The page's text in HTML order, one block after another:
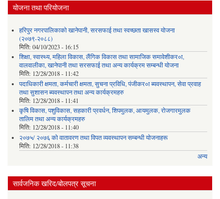
योजना तथा परियोजना
हरिपुर नगरपालिकाको खानेपानी, सरसफाई तथा स्वच्छता खासस्व योजना
(२०७९-२०८८)
मिति: 04/10/2023 - 16:15
शिक्षा, स्वास्थ्य, महिला विकास, लैंगिक विकास तथा सामाजिक समावेशीकर०ा,
वालवालीका, खानेपानी तथा सरसफाई तथा अन्य कार्यक्रम सम्बन्धी योजना
मिति: 12/28/2018 - 11:42
पदाधिकारी क्षमता, कर्मचारी क्षमता, सुचना प्रविधि, पंजीकर०ा ब्यवस्थापन, सेवा प्रवाह
तथा सुशासन ब्यवस्थापन तथा अन्य कार्यक्रमहरु
मिति: 12/28/2018 - 11:41
कृषि विकास, पशुविकास, सहकारी प्रवर्धन, शिपमुलक, आयमुलक, रोजगारमुलक
तालिम तथा अन्य कार्यक्रमहरु
मिति: 12/28/2018 - 11:40
२०७५/ २०७६ को वातावरण तथा विपत व्यवस्थापन सम्बन्धी योजनाहरू
मिति: 12/28/2018 - 11:38
अन्य
सार्वजनिक खरिद/बोलपत्र सूचना